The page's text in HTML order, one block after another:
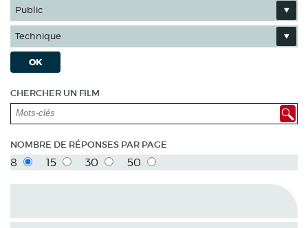
Public
Technique
OK
CHERCHER UN FILM
NOMBRE DE RÉPONSES PAR PAGE
8 15 30 50